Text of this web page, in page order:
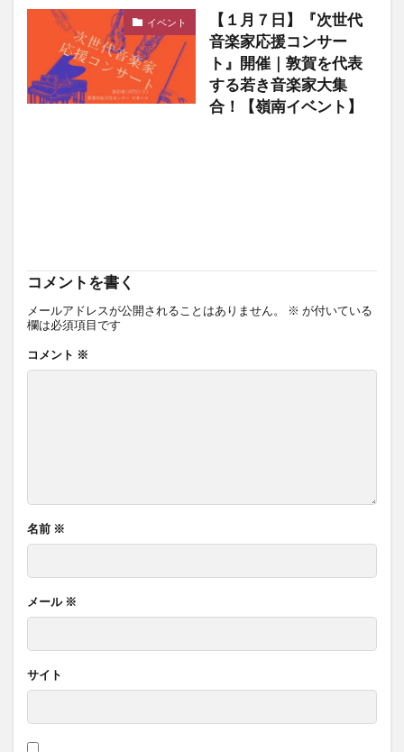
イベント
【１月７日】『次世代
音楽家応援コンサー
ト』開催｜敦賀を代表
する若き音楽家大集
合！【嶺南イベント】
コメントを書く
メールアドレスが公開されることはありません。 ※ が付いている
欄は必須項目です
コメント ※
名前 ※
メール ※
サイト